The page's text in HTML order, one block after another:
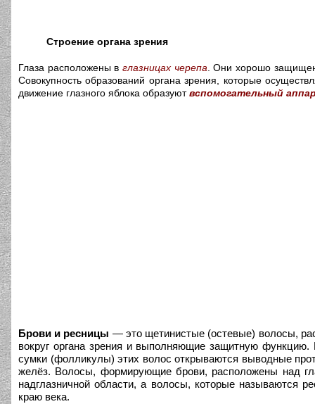
Строение органа зрения
Глаза расположены в глазницах черепа. Они хорошо
Совокупность образований органа зрения, которые
движение глазного яблока образуютвспомогательный
Брови и ресницы — это щетинистые (остевые) волосы,
вокруг органа зрения и выполняющие защитную
сумки (фолликулы) этих волос открываются выводные
желёз. Волосы, формирующие брови, расположены над
надглазничной области, а волосы, которые называются
краю века.